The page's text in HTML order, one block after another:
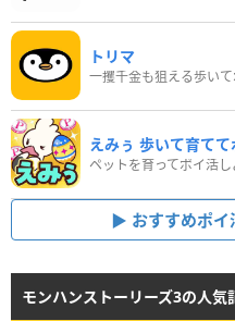
トリマ
一攫千金も狙える歩い
えみぅ 歩いて育て
おすすめポ
モンハンストーリーズ3の人気